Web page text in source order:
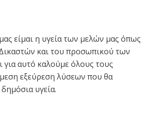
είμαι η υγεία των μελών μας όπως
και του προσωπικού των
για αυτό καλούμε όλους τους
εξεύρεση λύσεων που θα
υγεία.